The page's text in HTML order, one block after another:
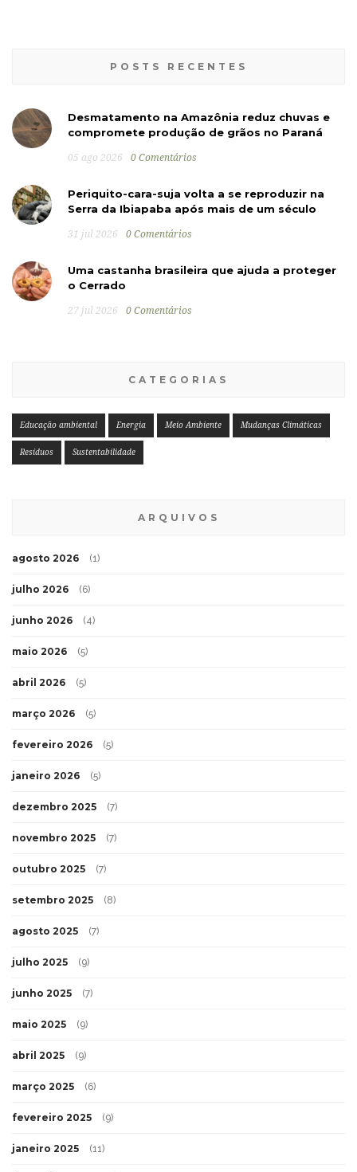
POSTS RECENTES
Desmatamento na Amazônia reduz chuvas e
compromete produção de grãos no Paraná
05 ago 2026 0 Comentários
Periquito-cara-suja volta a se reproduzir na
Serra da Ibiapaba após mais de um século
31 jul 2026 0 Comentários
Uma castanha brasileira que ajuda a proteger
o Cerrado
27 jul 2026 0 Comentários
CATEGORIAS
Educação ambiental Energia Meio Ambiente Mudanças Climáticas
Resíduos Sustentabilidade
ARQUIVOS
agosto 2026 (1)
julho 2026 (6)
junho 2026 (4)
maio 2026 (5)
abril 2026 (5)
março 2026 (5)
fevereiro 2026 (5)
janeiro 2026 (5)
dezembro 2025 (7)
novembro 2025 (7)
outubro 2025 (7)
setembro 2025 (8)
agosto 2025 (7)
julho 2025 (9)
junho 2025 (7)
maio 2025 (9)
abril 2025 (9)
março 2025 (6)
fevereiro 2025 (9)
janeiro 2025 (11)